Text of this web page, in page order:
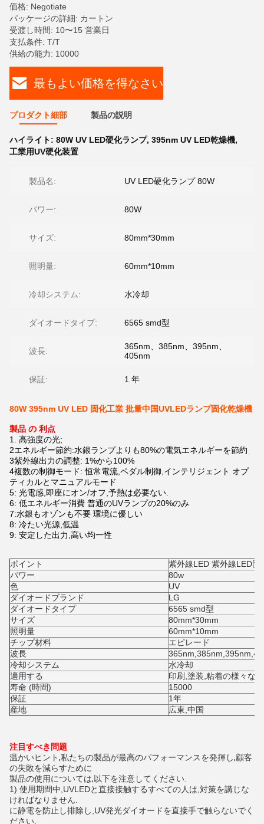
価格: Negotiate
パッケージの詳細: カートン
受渡し時間: 10〜15 営業日
支払条件: T/T
供給の能力: 10000
最もよい価格を得なさい
プロダクト細部 製品の説明
ハイライト: 80W UV LED硬化ランプ, 395nm UV LED乾燥機,
工業用UV硬化装置
製品名: UV LED硬化ランプ 80W
パワー: 80W
サイズ: 80mm*30mm
照明量: 60mm*10mm
冷却システム: 水冷却
ダイオードタイプ: 6565 smd型
波長:
365nm、385nm、395nm、
405nm
保証: 1 年
80W 395nm UV LED 固化工業 批量中国UVLEDランプ固化乾燥機
製品 の 利点
1. 高強度の光;
2エネルギー節約:水銀ランプよりも80%の電気エネルギーを節約
3紫外線出力の調整: 1%から100%
4複数の制御モード: 恒常電流,ペダル制御,インテリジェント オプ
ティカルとマニュアルモード
5: 光電感,即座にオン/オフ,予熱は必要ない.
6: 低エネルギー消費 普通のUVランプの20%のみ
7:水銀もオゾンも不要 環境に優しい
8: 冷たい光源,低温
9: 安定した出力,高い均一性
ポイント
紫外線LED 紫外線LED固
パワー
80w
色
UV
ダイオードブランド
LG
ダイオードタイプ
6565 smd型
サイズ
80mm*30mm
照明量
60mm*10mm
チップ材料
エピレード
波長
冷却システム
水冷却
適用する
印刷,塗装,粘着の様々な
寿命 (時間)
15000
保証
1年
産地
広東,中国
注目すべき問題
温かいヒント,私たちの製品が最高のパフォーマンスを発揮し,顧客
の失敗を減らすために
製品の使用については,以下を注意してください.
1) 使用期間中,UVLEDと直接接触するすべての人は,対策を講じな
ければなりません.
に静電を防止し排除し,UV発光ダイオードを直接手で触らないでく
ださい.